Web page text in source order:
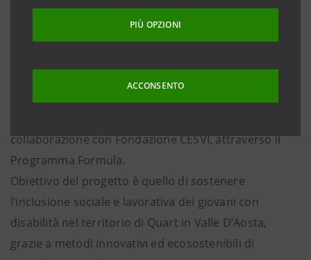
PIÙ OPZIONI
ACCONSENTO
collaborazione con Fondazione CESVI, attraverso il
Programma Formula.
Obiettivo del progetto è quello di sostenere
l’inclusione sociale e lavorativa dei giovani con
disabilità nel territorio di Quart in Valle D’Aosta,
grazie a metodi innovativi ed ecosostenibili di